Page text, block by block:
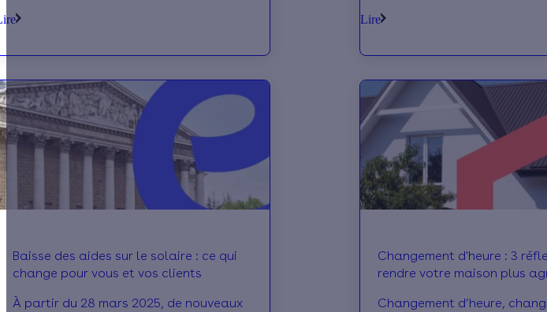
thermiques. Si vous êtes propriétaire
concerne directement... Voici ce qui
pourrait changer.
tous nos conseils pour
Lire
Baisse des aides sur le solaire : ce qui
change pour vous et vos clients
À partir du 28 mars 2025, de nouveaux
Changement d'heure : 3
rendre votre maison plus
Changement d’heure,